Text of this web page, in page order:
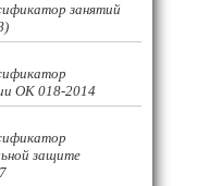
занятий
ОК 018-2014
защите